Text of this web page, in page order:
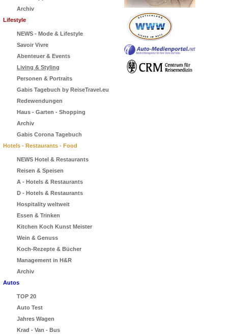
Archiv
Lifestyle
NEWS - Mode & Lifestyle
Savoir Vivre
Abenteuer & Events
Living & Styling
Personen & Portraits
Gabis Tagebuch by ReiseTravel.eu
Redewendungen
Haus - Garten - Shopping
Archiv
Gabis Corona Tagebuch
Hotels - Restaurants - Food
NEWS Hotel & Restaurants
Reisen & Speisen
A - Hotels & Restaurants
D - Hotels & Restaurants
Hospitality weltweit
Essen & Trinken
Kitchen Koch Kunst Meister
Wein & Genuss
Koch-Rezepte & Bücher
Management in H&R
Archiv
Autos
TOP 20
Auto Test
Jahres Wagen
Krad - Van - Bus